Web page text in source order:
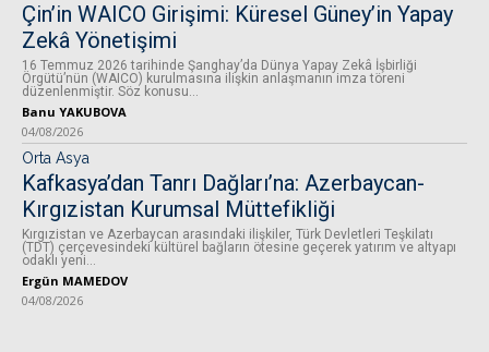
Çin’in WAICO Girişimi: Küresel Güney’in Yapay
Zekâ Yönetişimi
16 Temmuz 2026 tarihinde Şanghay’da Dünya Yapay Zekâ İşbirliği
Örgütü’nün (WAICO) kurulmasına ilişkin anlaşmanın imza töreni
düzenlenmiştir. Söz konusu...
Banu YAKUBOVA
04/08/2026
Orta Asya
Kafkasya’dan Tanrı Dağları’na: Azerbaycan-
Kırgızistan Kurumsal Müttefikliği
Kırgızistan ve Azerbaycan arasındaki ilişkiler, Türk Devletleri Teşkilatı
(TDT) çerçevesindeki kültürel bağların ötesine geçerek yatırım ve altyapı
odaklı yeni...
Ergün MAMEDOV
04/08/2026